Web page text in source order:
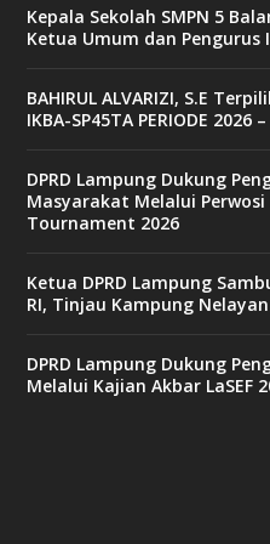
e
t
c
a
i
n
o
v
9
c
a
Kepala Sekolah SMPN 5
Ketua Umum dan Pengurus
BAHIRUL ALVARIZI, S.E
IKBA-SP45TA PERIODE 2026
DPRD Lampung Dukung
Masyarakat Melalui Perwosi
Tournament 2026
Ketua DPRD Lampung
RI, Tinjau Kampung
DPRD Lampung Dukung
Melalui Kajian Akbar LaSEF